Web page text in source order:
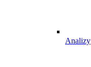
Analizy